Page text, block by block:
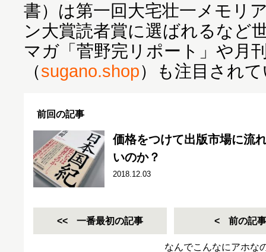
書）は第一回大宅壮一メモリ
ン大賞読者賞に選ばれるなど
マガ「菅野完リポート」や月
（sugano.shop）も注目され
前回の記事
価格をつけて出版市場に流
いのか？
2018.12.03
一番最初の記事 前の記事
なんでこんなにアホな